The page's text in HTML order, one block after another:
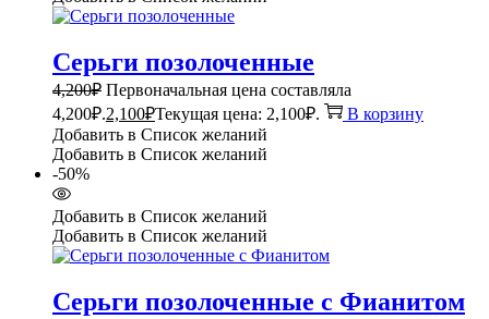
Серьги позолоченные
4,200₽ Первоначальная цена составляла
4,200₽.2,100₽Текущая цена: 2,100₽.
В корзину
Добавить в Список желаний
Добавить в Список желаний
-50%
Добавить в Список желаний
Добавить в Список желаний
Серьги позолоченные с Фианитом